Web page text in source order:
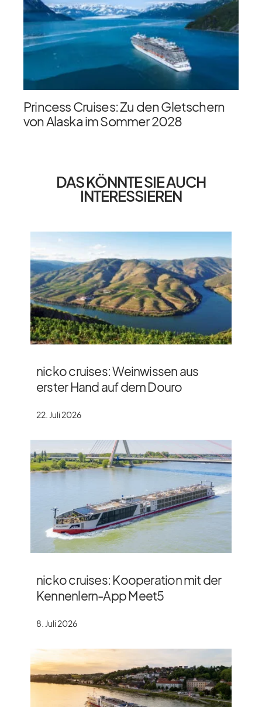
Princess Cruises: Zu den Gletschern
von Alaska im Sommer 2028
DAS KÖNNTE SIE AUCH
INTERESSIEREN
nicko cruises: Weinwissen aus
erster Hand auf dem Douro
22. Juli 2026
nicko cruises: Kooperation mit der
Kennenlern-App Meet5
8. Juli 2026